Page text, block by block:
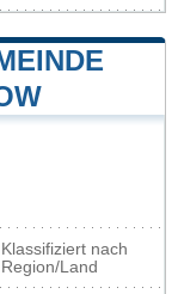
Klassifiziert nach
Region/Land